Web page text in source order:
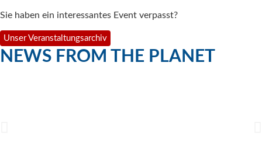
Sie haben ein interessantes Event verpasst?
Unser Veranstaltungsarchiv
NEWS FROM THE PLANET